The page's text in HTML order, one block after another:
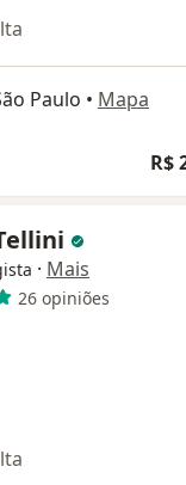
Paulo • Mapa
R$
· Mais
26 opiniões